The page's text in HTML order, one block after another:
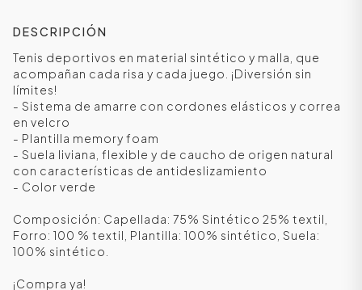
DESCRIPCIÓN
Tenis deportivos en material sintético y malla, que
acompañan cada risa y cada juego. ¡Diversión sin
límites!
- Sistema de amarre con cordones elásticos y correa
en velcro
- Plantilla memory foam
- Suela liviana, flexible y de caucho de origen natural
con características de antideslizamiento
- Color verde
Composición: Capellada: 75% Sintético 25% textil,
Forro: 100 % textil, Plantilla: 100% sintético, Suela:
100% sintético.
¡Compra ya!